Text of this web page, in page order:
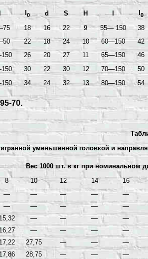
0 d S Н l 0
18 16 22 9 55— 150
38
22 18 24 10 60—150
42
26 20 27 11 65—150
46
30 22 30 12 70—150
50
34 24 32 13 80—150 54
70.
уменьшенной головкой и
Вес 1000 шт. в кг при номинальном
8 10 12 14 16
— — — — —
— — — — —
— — — —
16,27 — — — —
17,22 27,75 — — —
17,86 28,75 — — —